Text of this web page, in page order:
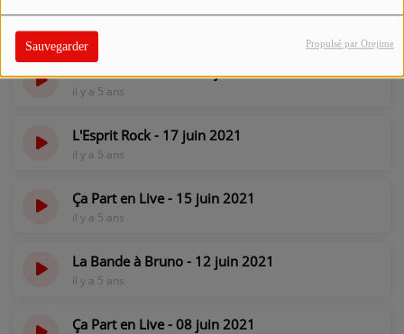
Sauvegarder Propulsé par Orejime
il y a 5 ans
La Bande à Bruno - 19 juin 2021
il y a 5 ans
L'Esprit Rock - 17 juin 2021
il y a 5 ans
Ça Part en Live - 15 juin 2021
il y a 5 ans
La Bande à Bruno - 12 juin 2021
il y a 5 ans
Ça Part en Live - 08 juin 2021